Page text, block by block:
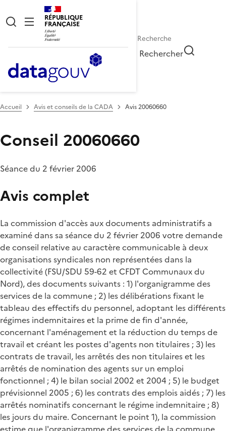
RÉPUBLIQUE
FRANÇAISE
Rechercher
Accueil Avis et conseils de la CADA Avis 20060660
Conseil 20060660
Séance du 2 février 2006
Avis complet
La commission d'accès aux documents administratifs a
examiné dans sa séance du 2 février 2006 votre demande
de conseil relative au caractère communicable à deux
organisations syndicales non représentées dans la
collectivité (FSU/SDU 59-62 et CFDT Communaux du
Nord), des documents suivants : 1) l'organigramme des
services de la commune ; 2) les délibérations fixant le
tableau des effectifs du personnel, adoptant les différents
régimes indemnitaires et la prime de fin d'année,
concernant l'aménagement et la réduction du temps de
travail et créant les postes d'agents non titulaires ; 3) les
contrats de travail, les arrêtés des non titulaires et les
arrêtés de nomination des agents sur un emploi
fonctionnel ; 4) le bilan social 2002 et 2004 ; 5) le budget
prévisionnel 2005 ; 6) les contrats des emplois aidés ; 7) les
arrêtés nominatifs concernant le régime indemnitaire ; 8)
les jours du maire. Concernant le point 1), la commission